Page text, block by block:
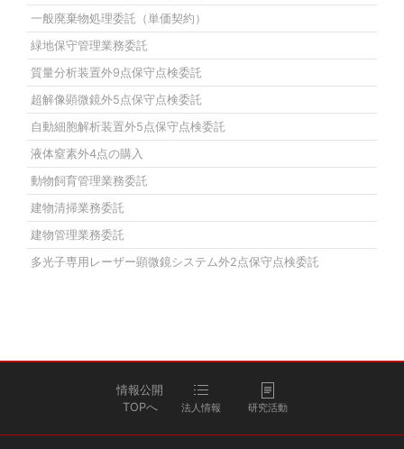
一般廃棄物処理委託（単価契約）
緑地保守管理業務委託
質量分析装置外9点保守点検委託
超解像顕微鏡外5点保守点検委託
自動細胞解析装置外5点保守点検委託
液体窒素外4点の購入
動物飼育管理業務委託
建物清掃業務委託
建物管理業務委託
多光子専用レーザー顕微鏡システム外2点保守点検委託
情報公開
TOPへ
法人情報 研究活動